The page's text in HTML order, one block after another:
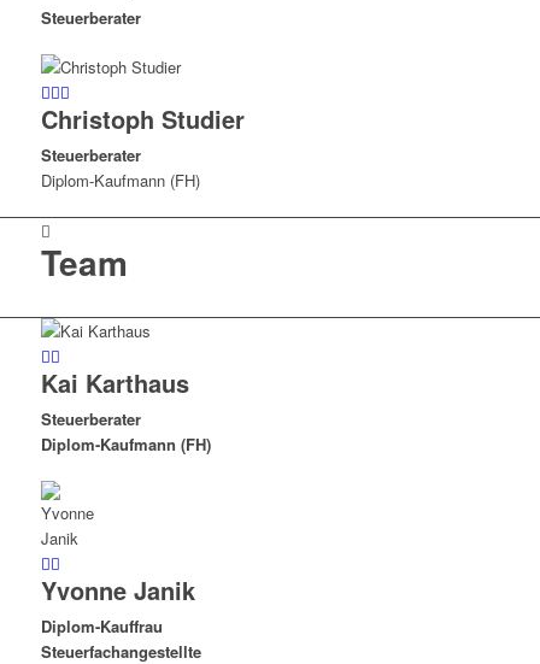
Steuerberater
Christoph Studier
Steuerberater
Diplom-Kaufmann (FH)
Team
Kai Karthaus
Steuerberater
Diplom-Kaufmann (FH)
Yvonne Janik
Diplom-Kauffrau
Steuerfachangestellte